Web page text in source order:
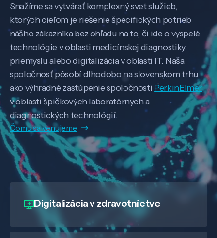
Snažíme sa vytvárať komplexný svet služieb,
ktorých cieľom je riešenie špecifických potrieb
nášho zákazníka bez ohľadu na to, či ide o vyspelé
technológie v oblasti medicínskej diagnostiky,
priemyslu alebo digitalizácia v oblasti IT. Naša
spoločnosť pôsobí dlhodobo na slovenskom trhu
ako výhradné zastúpenie spoločnosti PerkinElmer
v oblasti špičkových laboratórnych a
diagnostických technológií.
Čomu sa venujeme
Digitalizáciav zdravotníctve